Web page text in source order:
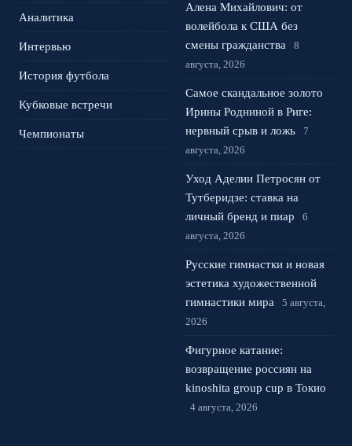
Аналитика
Интервью
История футбола
Кубковые встречи
Чемпионаты
Алена Михайлович: от
волейбола к США без
смены гражданства
8
августа, 2026
Самое скандальное золото
Ирины Родниной в Риге:
нервный срыв и ложь
7
августа, 2026
Уход Аделии Петросян от
Тутберидзе: ставка на
личный бренд и пиар
6
августа, 2026
Русские гимнастки и новая
эстетика художественной
гимнастики мира
5 августа,
2026
Фигурное катание:
возвращение россиян на
kinoshita group cup в Токио
4 августа, 2026